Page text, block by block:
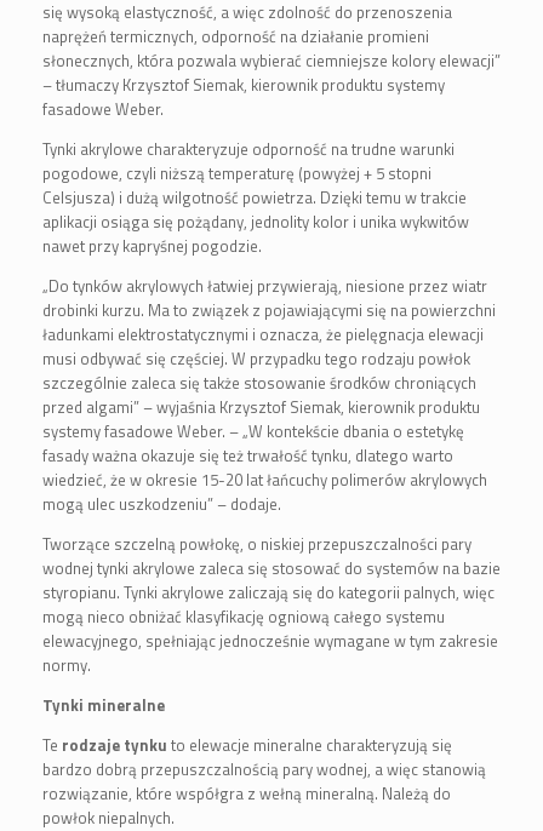
się wysoką elastyczność, a więc zdolność do przenoszenia
naprężeń termicznych, odporność na działanie promieni
słonecznych, która pozwala wybierać ciemniejsze kolory elewacji”
– tłumaczy Krzysztof Siemak, kierownik produktu systemy
fasadowe Weber.
Tynki akrylowe charakteryzuje odporność na trudne warunki
pogodowe, czyli niższą temperaturę (powyżej + 5 stopni
Celsjusza) i dużą wilgotność powietrza. Dzięki temu w trakcie
aplikacji osiąga się pożądany, jednolity kolor i unika wykwitów
nawet przy kapryśnej pogodzie.
„Do tynków akrylowych łatwiej przywierają, niesione przez wiatr
drobinki kurzu. Ma to związek z pojawiającymi się na powierzchni
ładunkami elektrostatycznymi i oznacza, że pielęgnacja elewacji
musi odbywać się częściej. W przypadku tego rodzaju powłok
szczególnie zaleca się także stosowanie środków chroniących
przed algami” – wyjaśnia Krzysztof Siemak, kierownik produktu
systemy fasadowe Weber. – „W kontekście dbania o estetykę
fasady ważna okazuje się też trwałość tynku, dlatego warto
wiedzieć, że w okresie 15-20 lat łańcuchy polimerów akrylowych
mogą ulec uszkodzeniu” – dodaje.
Tworzące szczelną powłokę, o niskiej przepuszczalności pary
wodnej tynki akrylowe zaleca się stosować do systemów na bazie
styropianu. Tynki akrylowe zaliczają się do kategorii palnych, więc
mogą nieco obniżać klasyfikację ogniową całego systemu
elewacyjnego, spełniając jednocześnie wymagane w tym zakresie
normy.
Tynki mineralne
Te rodzaje tynku to elewacje mineralne charakteryzują się
bardzo dobrą przepuszczalnością pary wodnej, a więc stanowią
rozwiązanie, które współgra z wełną mineralną. Należą do
powłok niepalnych.